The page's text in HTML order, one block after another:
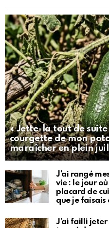
« Jette-la tout de suite
courgette de mon
maraîcher en plein
J’ai rangé
vie : le jour
placard de
que je faisais
J’ai failli